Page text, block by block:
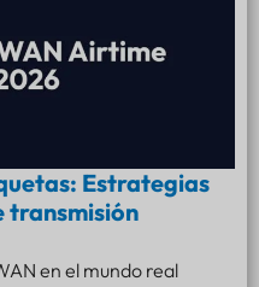
Estrategias
transmisión
en el mundo real